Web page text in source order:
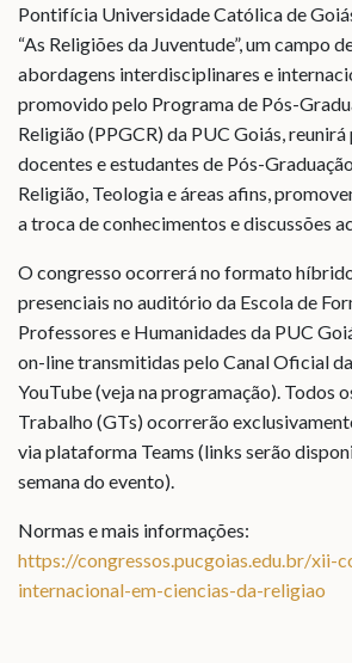
Pontifícia Universidade Católica de
“As Religiões da Juventude”, um campo
abordagens interdisciplinares e
promovido pelo Programa de Pós-
Religião (PPGCR) da PUC Goiás,
docentes e estudantes de Pós-
Religião, Teologia e áreas afins,
a troca de conhecimentos e discussões
O congresso ocorrerá no formato
presenciais no auditório da Escola de
Professores e Humanidades da PUC
on-line transmitidas pelo Canal Oficial
YouTube (veja na programação). Todos
Trabalho (GTs) ocorrerão
via plataforma Teams (links serão
semana do evento).
Normas e mais informações:
https://congressos.pucgoias.edu.br/xii-
internacional-em-ciencias-da-religiao